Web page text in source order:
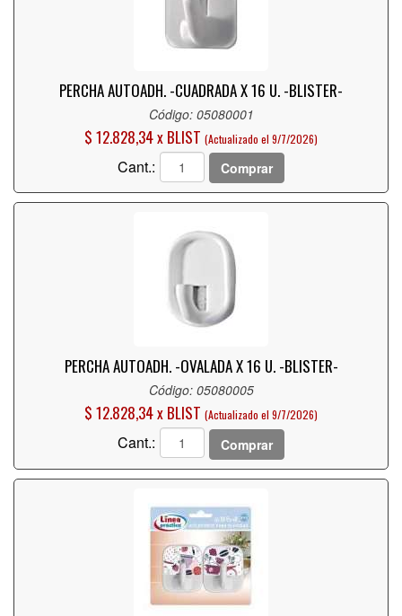
PERCHA AUTOADH. -CUADRADA X 16 U. -BLISTER-
Código: 05080001
$ 12.828,34 x BLIST (Actualizado el 9/7/2026)
Cant.: Comprar
PERCHA AUTOADH. -OVALADA X 16 U. -BLISTER-
Código: 05080005
$ 12.828,34 x BLIST (Actualizado el 9/7/2026)
Cant.: Comprar